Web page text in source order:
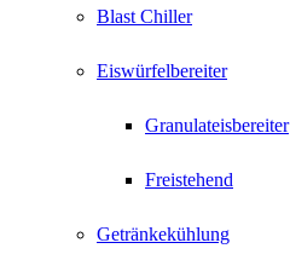
Blast Chiller
Eiswürfelbereiter
Granulateisbereiter
Freistehend
Getränkekühlung